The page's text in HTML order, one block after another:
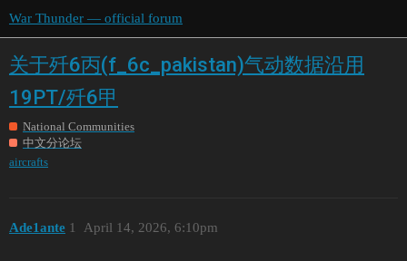
War Thunder — official forum
关于歼6丙(f_6c_pakistan)气动数据沿用
19PT/歼6甲
National Communities
中文分论坛
aircrafts
Ade1ante April 14, 2026, 6:10pm
1